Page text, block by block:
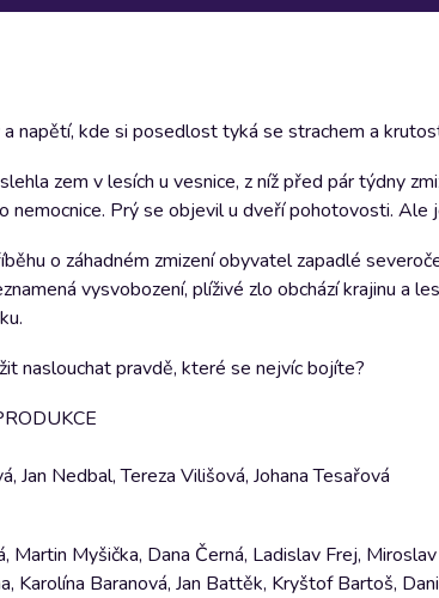
napětí, kde si posedlost tyká se strachem a
zem v lesích u vesnice, z níž před pár týdny
nemocnice. Prý se objevil u dveří pohotovosti.
o záhadném zmizení obyvatel zapadlé
vysvobození, plíživé zlo obchází krajinu a
naslouchat pravdě, které se nejvíc bojíte?
Jan Nedbal, Tereza Vilišová, Johana Tesařová
Martin Myšička, Dana Černá, Ladislav Frej,
Karolína Baranová, Jan Battěk, Kryštof Bartoš,